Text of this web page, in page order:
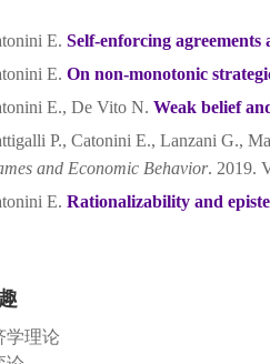
E. Self-enforcing
E. On non-monotonic
E., De Vito N. Weak belief
P., Catonini E., Lanzani G.,
and Economic Behavior. 2019.
E. Rationalizability and
学理论